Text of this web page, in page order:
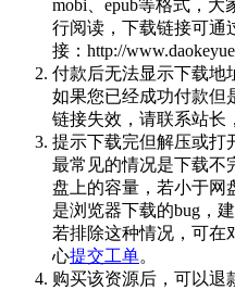
mobi、epub等格式，
行阅读，下载链接可通
接：http://
付款后无法显示下载地
如果您已经成功付款但
链接失效，请联系站长
提示下载完但解压或打
最常见的情况是下载不
盘上的容量，若小于网
是浏览器下载的bug，
若排除这种情况，可在
心提交工单。
购买该资源后，可以退